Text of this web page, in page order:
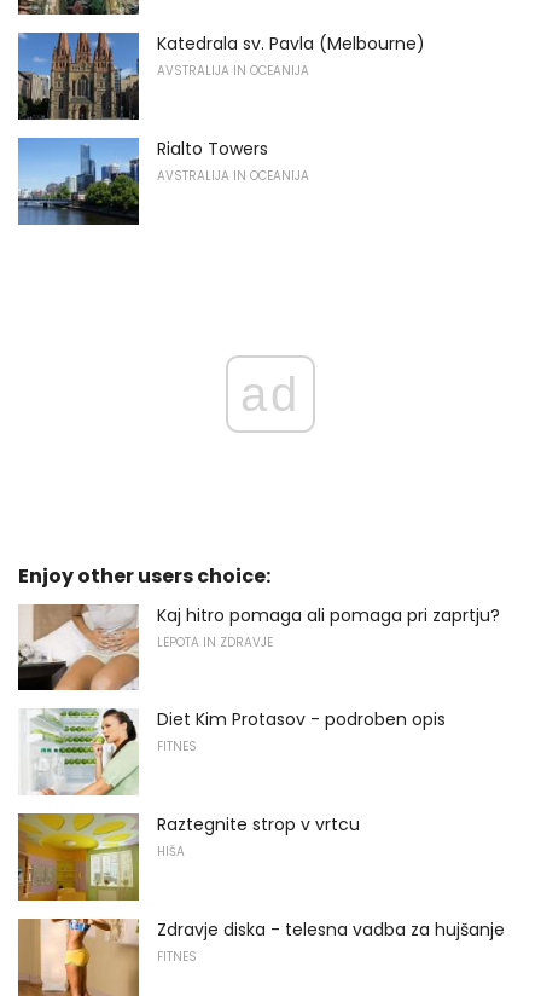
Katedrala sv. Pavla (Melbourne)
AVSTRALIJA IN OCEANIJA
Rialto Towers
AVSTRALIJA IN OCEANIJA
ad
Enjoy other users choice:
Kaj hitro pomaga ali pomaga pri zaprtju?
LEPOTA IN ZDRAVJE
Diet Kim Protasov - podroben opis
FITNES
Raztegnite strop v vrtcu
HIŠA
Zdravje diska - telesna vadba za hujšanje
FITNES